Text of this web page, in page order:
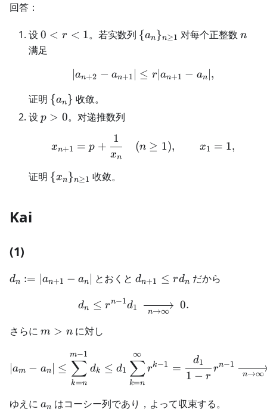
回答：
设0<r<1
0 < r < 1。若实数列 \
{an}n≥1 对每个正整数n
n
满足
|a_{n+2}-a_{n+1}|\le
∣an+2 − an+1 ≤ r ∣an+1 − an ,
证明 \
{a_n\}
{an} 收敛。
设p>0
p > 0。对递推数列
xn+1 = p +
xn
1
(n ≥ 1), x1 = 1,
证明 \
{xn}n≥1 收敛。
Kai
(1)
d_n:=|a_{n+1}-
dn := an+1 − an とおくとd_{n+1}\le
dn+1 ≤ rdn だから
d_n\le r^{n-1}d_1\
dn ≤ rn−1d1 n→∞
0.
さらに m>n
m > nに対し
|a_m-a_n|\le
∣am − an ∣ ≤
k=n
∑
m−1
dk ≤ d1
k=n
∑
∞
rk−1 =
1 − r
d1
rn−1
n→∞
ゆえに {a_n}
an はコーシー列であり，よって収束する。